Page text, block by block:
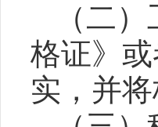
（二
格证》
实，并